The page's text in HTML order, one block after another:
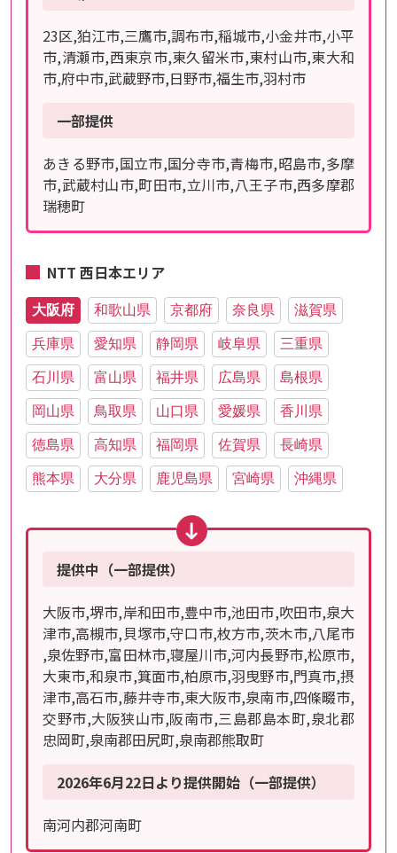
23区,狛江市,三鷹市,調布市,稲城市,小金井市,小平
市,清瀬市,西東京市,東久留米市,東村山市,東大和
市,府中市,武蔵野市,日野市,福生市,羽村市
一部提供
あきる野市,国立市,国分寺市,青梅市,昭島市,多摩
市,武蔵村山市,町田市,立川市,八王子市,西多摩郡
瑞穂町
NTT 西日本エリア
大阪府 和歌山県 京都府 奈良県 滋賀県
兵庫県 愛知県 静岡県 岐阜県 三重県
石川県 富山県 福井県 広島県 島根県
岡山県 鳥取県 山口県 愛媛県 香川県
徳島県 高知県 福岡県 佐賀県 長崎県
熊本県 大分県 鹿児島県 宮崎県 沖縄県
提供中（一部提供）
大阪市,堺市,岸和田市,豊中市,池田市,吹田市,泉大
津市,高槻市,貝塚市,守口市,枚方市,茨木市,八尾市
,泉佐野市,富田林市,寝屋川市,河内長野市,松原市,
大東市,和泉市,箕面市,柏原市,羽曳野市,門真市,摂
津市,高石市,藤井寺市,東大阪市,泉南市,四條畷市,
交野市,大阪狭山市,阪南市,三島郡島本町,泉北郡
忠岡町,泉南郡田尻町,泉南郡熊取町
2026年6月22日より提供開始（一部提供）
南河内郡河南町